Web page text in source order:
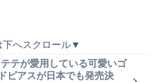
下へスクロール▼
テが愛用している可愛いゴ
ピアスが日本でも発売決